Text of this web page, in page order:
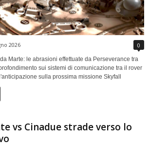
2026 0
Marte: le abrasioni effettuate da Perseverance tra
sui sistemi di comunicazione tra il rover
sulla prossima missione Skyfall
vs Cinadue strade verso lo